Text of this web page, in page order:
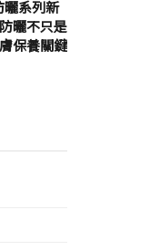
曬系列新
曬不只是
保養關鍵